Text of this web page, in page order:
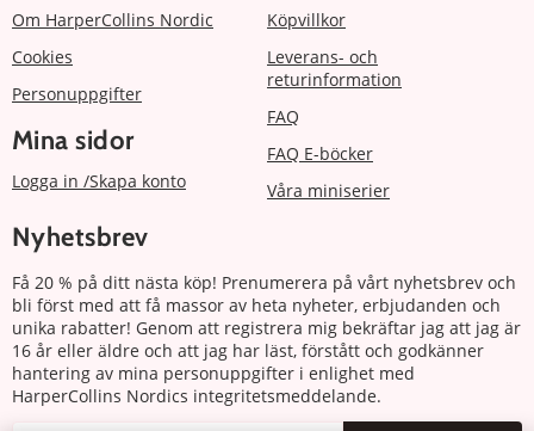
Om HarperCollins Nordic
Cookies
Personuppgifter
Mina sidor
Logga in /Skapa konto
Köpvillkor
Leverans- och
returinformation
FAQ
FAQ E-böcker
Våra miniserier
Nyhetsbrev
Få 20 % på ditt nästa köp! Prenumerera på vårt nyhetsbrev och
bli först med att få massor av heta nyheter, erbjudanden och
unika rabatter! Genom att registrera mig bekräftar jag att jag är
16 år eller äldre och att jag har läst, förstått och godkänner
hantering av mina personuppgifter i enlighet med
HarperCollins Nordics integritetsmeddelande.